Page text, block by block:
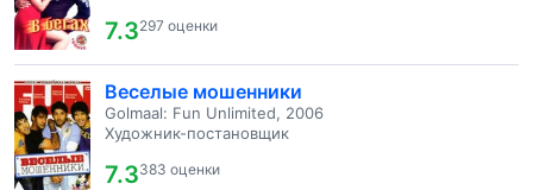
7.3297 оценки
Веселые мошенники
Golmaal: Fun Unlimited, 2006
Художник-постановщик
7.3383 оценки